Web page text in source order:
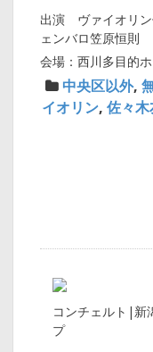
出演 ヴァイオリ
ェンバロ笠原恒則
会場：西川多目
中央区以外,
イオリン, 佐々
コンチェルト|新
プ